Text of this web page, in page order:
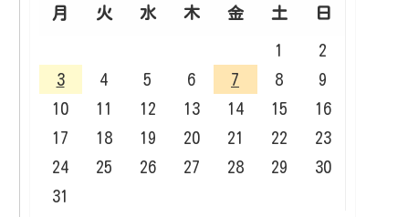
月 火 水 木 金 土 日
1
2
3
4 5 6 7 8
9
10
11 12 13 14 15
16
17
18 19 20 21 22
23
24
25 26 27 28 29
30
31